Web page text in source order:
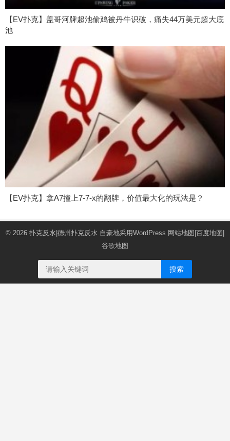
【EV扑克】盖哥河牌超池偷鸡被丹牛识破，痛失44万美元超大底
池
【EV扑克】拿A7撞上7-7-x的翻牌，价值最大化的玩法是？
© 2026 扑克反水|德州扑克反水 自豪地采用WordPress 网站地图|百度地图|
谷歌地图
搜索